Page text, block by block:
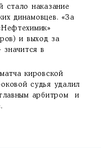
стало наказание
динамовцев. «За
и выход за
значится в
кировской
судья удалил
арбитром и